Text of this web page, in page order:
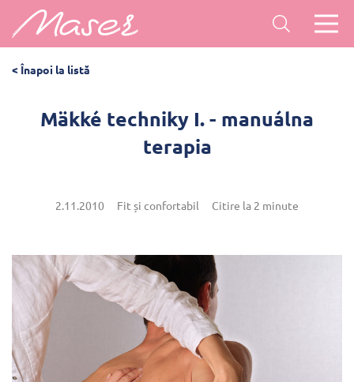
< Înapoi la listă
Mäkké techniky I. - manuálna
terapia
2.11.2010 Fit și confortabil Citire la 2 minute